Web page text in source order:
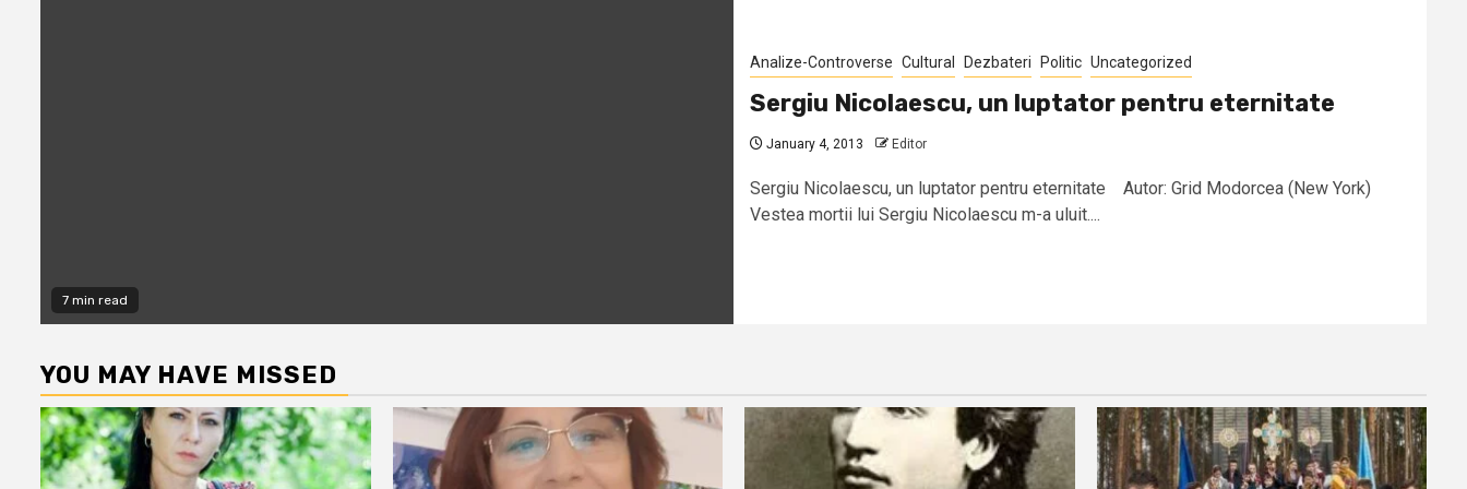
7 min read
Analize-Controverse Cultural Dezbateri Politic Uncategorized
Sergiu Nicolaescu, un luptator pentru eternitate
January 4, 2013 Editor
Sergiu Nicolaescu, un luptator pentru eternitate Autor: Grid Modorcea (New York)
Vestea mortii lui Sergiu Nicolaescu m-a uluit....
YOU MAY HAVE MISSED